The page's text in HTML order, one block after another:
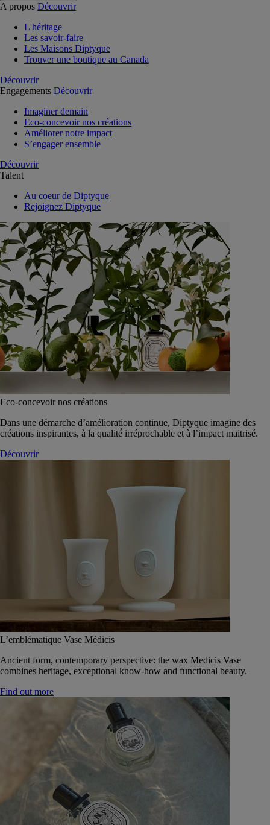
A propos Découvrir
L'héritage
Les savoir-faire
Les Maisons Diptyque
Trouver une boutique au Canada
Découvrir
Engagements Découvrir
Imaginer demain
Eco-concevoir nos créations
Améliorer notre impact
S’engager ensemble
Découvrir
Talent
Au coeur de Diptyque
Rejoignez Diptyque
Eco-concevoir nos créations
Dans une démarche d’amélioration continue, Diptyque imagine des
créations inspirantes, à la qualité́ irréprochable et à l’impact maitrisé.
Découvrir
L’emblématique Vase Médicis
Ancient form, contemporary perspective: the wax Medicis Vase
combines heritage, exceptional know-how and functional beauty.
Find out more